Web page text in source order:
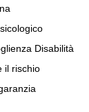
Disabilità
il rischio